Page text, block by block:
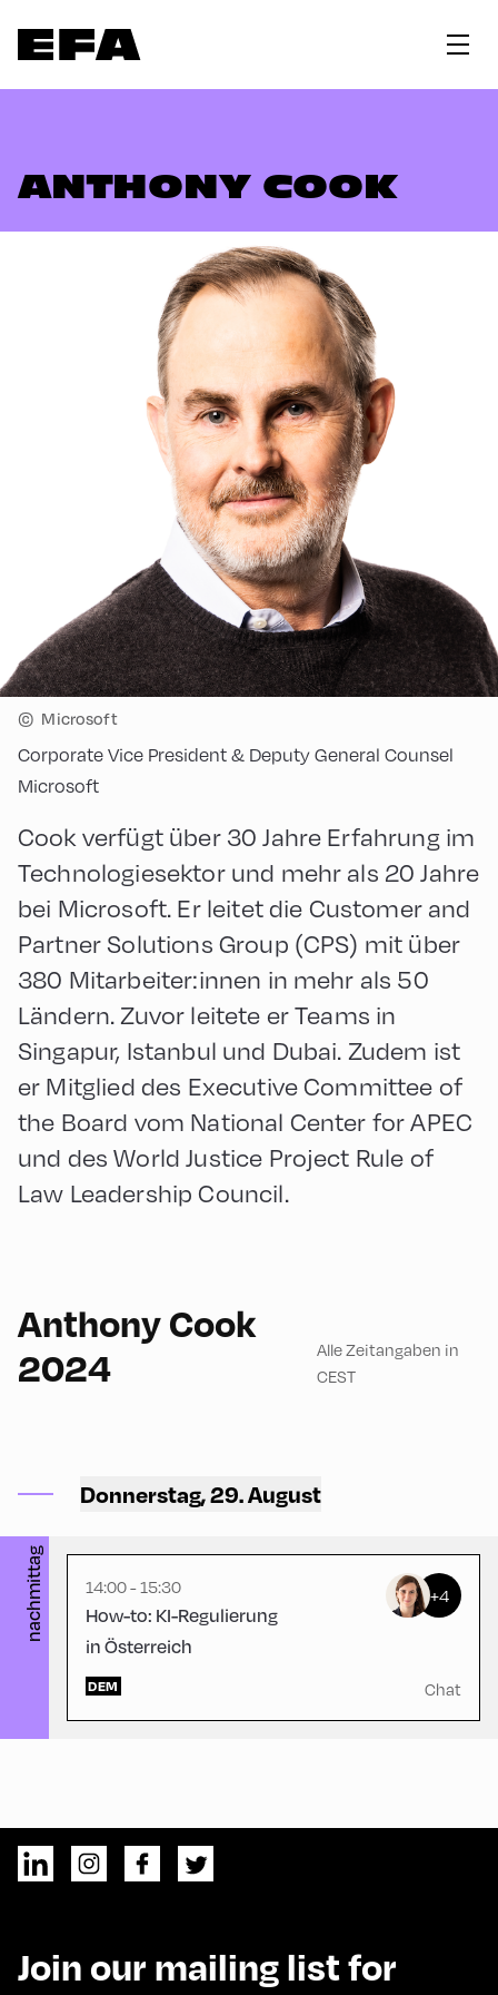
ANTHONY COOK
© Microsoft
Corporate Vice President & Deputy General Counsel
Microsoft
Cook verfügt über 30 Jahre Erfahrung im
Technologiesektor und mehr als 20 Jahre
bei Microsoft. Er leitet die Customer and
Partner Solutions Group (CPS) mit über
380 Mitarbeiter:innen in mehr als 50
Ländern. Zuvor leitete er Teams in
Singapur, Istanbul und Dubai. Zudem ist
er Mitglied des Executive Committee of
the Board vom National Center for APEC
und des World Justice Project Rule of
Law Leadership Council.
Anthony Cook
2024
Alle Zeitangaben in
CEST
Donnerstag, 29. August
nachmittag
CCA – Schrödinger-Saal
14:00 - 15:30
How-to: KI-Regulierung
in Österreich
+4
DEM Chat
Join our mailing list for